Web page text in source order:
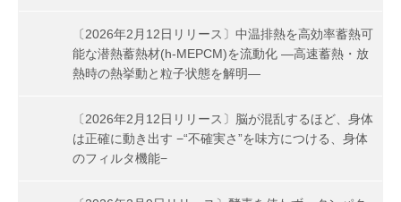
〔2026年2月12日リリース〕中温排熱を高効率蓄熱可
能な潜熱蓄熱材(h-MEPCM)を流動化 ―高速蓄熱・放
熱時の熱挙動と粒子状態を解明―
〔2026年2月12日リリース〕脳が混乱するほど、身体
は正確に動き出す −“不確実さ”を味方につける、身体
のフィルタ機能−